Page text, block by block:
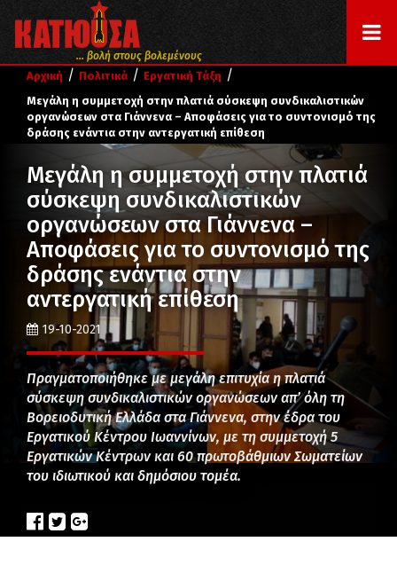
... βολή στους βολεμένους
Αρχική / Πολιτικά / Εργατική Τάξη /
Μεγάλη η συμμετοχή στην πλατιά σύσκεψη συνδικαλιστικών
οργανώσεων στα Γιάννενα – Αποφάσεις για το συντονισμό της
δράσης ενάντια στην αντεργατική επίθεση
Μεγάλη η συμμετοχή στην πλατιά
σύσκεψη συνδικαλιστικών
οργανώσεων στα Γιάννενα –
Αποφάσεις για το συντονισμό της
δράσης ενάντια στην
αντεργατική επίθεση
19-10-2021
Πραγματοποιήθηκε με μεγάλη επιτυχία η πλατιά
σύσκεψη συνδικαλιστικών οργανώσεων απ’ όλη τη
Βορειοδυτική Ελλάδα στα Γιάννενα, στην έδρα του
Εργατικού Κέντρου Ιωαννίνων, με τη συμμετοχή 5
Εργατικών Κέντρων και 60 πρωτοβάθμιων Σωματείων
του ιδιωτικού και δημόσιου τομέα.